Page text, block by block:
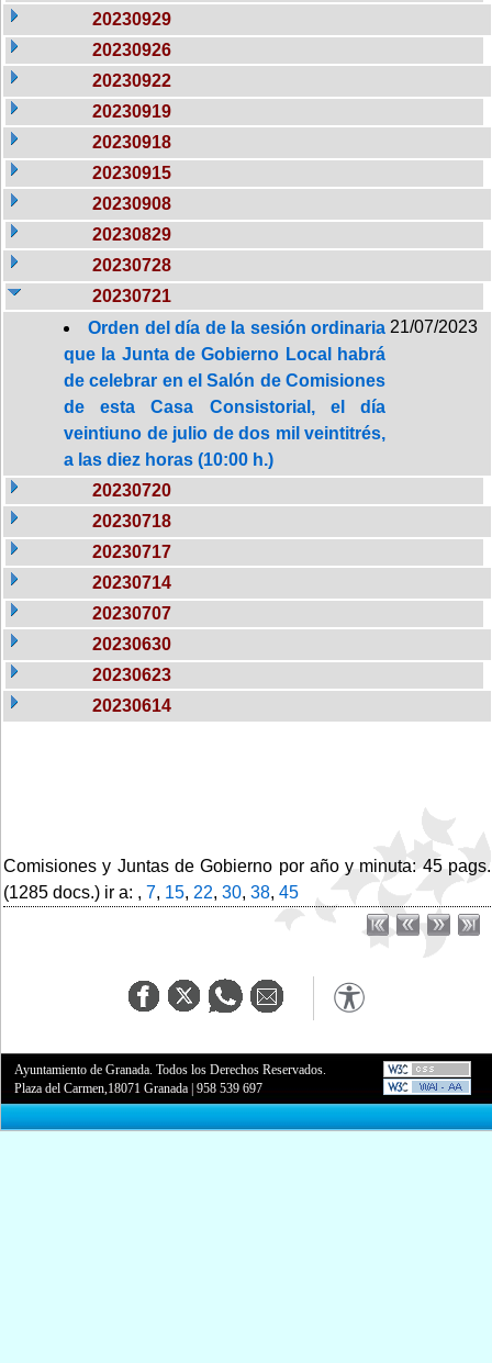
20230929
20230926
20230922
20230919
20230918
20230915
20230908
20230829
20230728
20230721
Orden del día de la sesión ordinaria
que la Junta de Gobierno Local habrá
de celebrar en el Salón de Comisiones
de esta Casa Consistorial, el día
veintiuno de julio de dos mil veintitrés,
a las diez horas (10:00 h.)
21/07/2023
20230720
20230718
20230717
20230714
20230707
20230630
20230623
20230614
Comisiones y Juntas de Gobierno por año y minuta: 45 pags.
(1285 docs.) ir a: , 7, 15, 22, 30, 38, 45
Ayuntamiento de Granada. Todos los Derechos Reservados.
Plaza del Carmen,18071 Granada |958 539 697